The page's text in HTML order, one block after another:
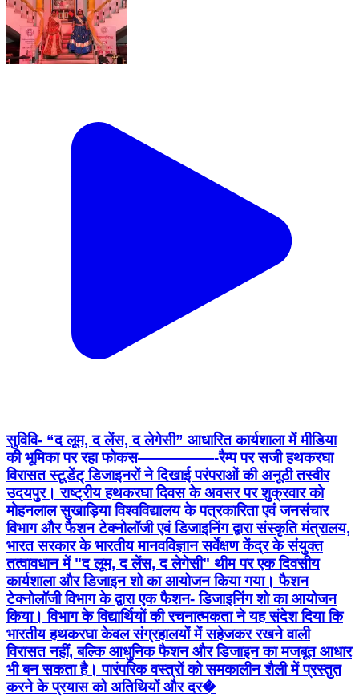
सुविवि- “द लूम, द लेंस, द लेगेसी” आधारित कार्यशाला में मीडिया
की भूमिका पर रहा फोकस—————-रैम्प पर सजी हथकरघा
विरासत स्टूडेंट् डिजाइनरों ने दिखाई परंपराओं की अनूठी तस्वीर
उदयपुर। राष्ट्रीय हथकरघा दिवस के अवसर पर शुक्रवार को
मोहनलाल सुखाड़िया विश्वविद्यालय के पत्रकारिता एवं जनसंचार
विभाग और फैशन टेक्नोलॉजी एवं डिजाइनिंग द्वारा संस्कृति मंत्रालय,
भारत सरकार के भारतीय मानवविज्ञान सर्वेक्षण केंद्र के संयुक्त
तत्वावधान में "द लूम, द लेंस, द लेगेसी" थीम पर एक दिवसीय
कार्यशाला और डिजाइन शो का आयोजन किया गया। फैशन
टेक्नोलॉजी विभाग के द्वारा एक फैशन- डिजाइनिंग शो का आयोजन
किया। विभाग के विद्यार्थियों की रचनात्मकता ने यह संदेश दिया कि
भारतीय हथकरघा केवल संग्रहालयों में सहेजकर रखने वाली
विरासत नहीं, बल्कि आधुनिक फैशन और डिजाइन का मजबूत आधार
भी बन सकता है। पारंपरिक वस्त्रों को समकालीन शैली में प्रस्तुत
करने के प्रयास को अतिथियों और दर�